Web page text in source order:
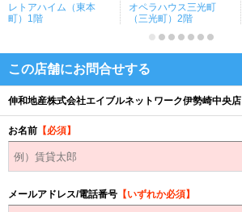
レトアハイム（東本
町）1階
オペラハウス三光町
（三光町）2階
この店舗にお問合せする
伸和地産株式会社エイブルネットワーク伊勢崎中央店
お名前 【必須】
メールアドレス/電話番号 【いずれか必須】